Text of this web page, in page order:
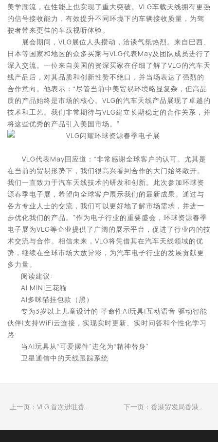
美学潮流，在性能上也实现了重大突破。VLG车载天线拥有更强
的信号接收能力，有效提升不同环境下的车辆接收质量，为驾
驶者带来更佳的车载视听体验。
展会期间，VLG展位人头攒动，洽谈气氛热烈。来自巴西、
日本等国家和地区的众多买家与VLG代表May及团队成员进行了
深入交流。一位来自美国的资深买家在仔细了解了VLG的汽车天
线产品后，对其品质和创新性赞不绝口，并当场表达了强烈的
合作意向。他表示：“尽管当前中美贸易环境略显复杂，但高品
质的产品始终是市场的核心。VLG的汽车天线产品展现了卓越的
技术和工艺。我们非常期待与VLG建立长期稳定的合作关系，并
将这些优秀的产品引入美国市场。”
VLG代表May回应道：“非常感谢全球客户的认可。尤其是
在当前的贸易形势下，我们很高兴看到合作的大门始终敞开。
我们一直致力于汽车天线技术的研发和创新。此次参加环球资
源春季电子展，希望向全球客户展示我们的最新成果。通过与
各方专业人士的交流，我们可以更好地了解市场需求，并进一
步优化我们的产品。”作为电子行业的重要盛会，环球资源春季
电子展为VLG等企业提供了广阔的展示平台，促进了行业内的技
术交流与合作。相信未来，VLG将凭借其在汽车天线领域的优
势，继续在全球市场大放异彩，为汽车电子行业的发展贡献更
多力量。
阅读建议:
AI MINI三花猫
Al多咪猫挂包款（黑）
专为3岁以上儿童设计的:革命性AI玩具|互动语音:驱动智能
伙伴|支持WiFi云连接，实现实时更新、实时问答和个性化学习
路
当AI玩具从“可爱摆件”进化为“精神替身”
卫星通信中的天线跟踪系统
上一页：VLG 首次进驻香港-深圳创新园，开启国际化扩张之路 下一页：香港贸发局香港礼品与高端商品展销会